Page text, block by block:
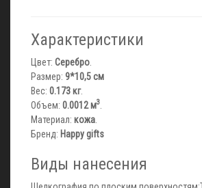
Характеристики
Цвет: Серебро
Размер: 9*10,5 см
Вес: 0.173 кг.
Объем: 0.0012 м3
Материал: кожа
Бренд: Happy gifts
Виды нанесения